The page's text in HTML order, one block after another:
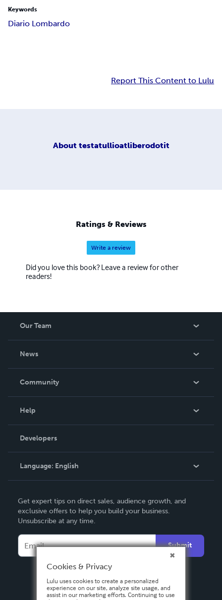
Keywords
Diario Lombardo
Report This Content to Lulu
About testatullioatliberodotit
Ratings & Reviews
Write a review
Did you love this book? Leave a review for other
readers!
Our Team
News
In The News
Community
Podcast
Help
Order Lookup
Knowledge Base
Contact Support
Developers
Language: English
Deutsch
Français
Español
Get expert tips on direct sales, audience growth, and
exclusive offers to help you build your business.
Unsubscribe at any time.
Submit
Cookies & Privacy
Lulu uses cookies to create a personalized
experience on our site, analyze site usage, and
assist in our marketing efforts. Continuing to use